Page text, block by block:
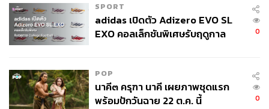
137
SPORT
adidas เปิดตัว Adizero EVO SL
EXO คอลเล็กชันพิเศษรับฤดูกาล
0
POP
นาคี๓ ครุฑา นาคี เผยภาพชุดแรก
พร้อมปักวันฉาย 22 ต.ค. นี้
0